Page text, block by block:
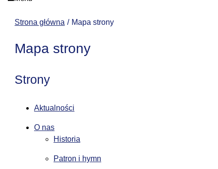
Strona główna Mapa strony
Mapa strony
Strony
Aktualności
O nas
Historia
Patron i hymn